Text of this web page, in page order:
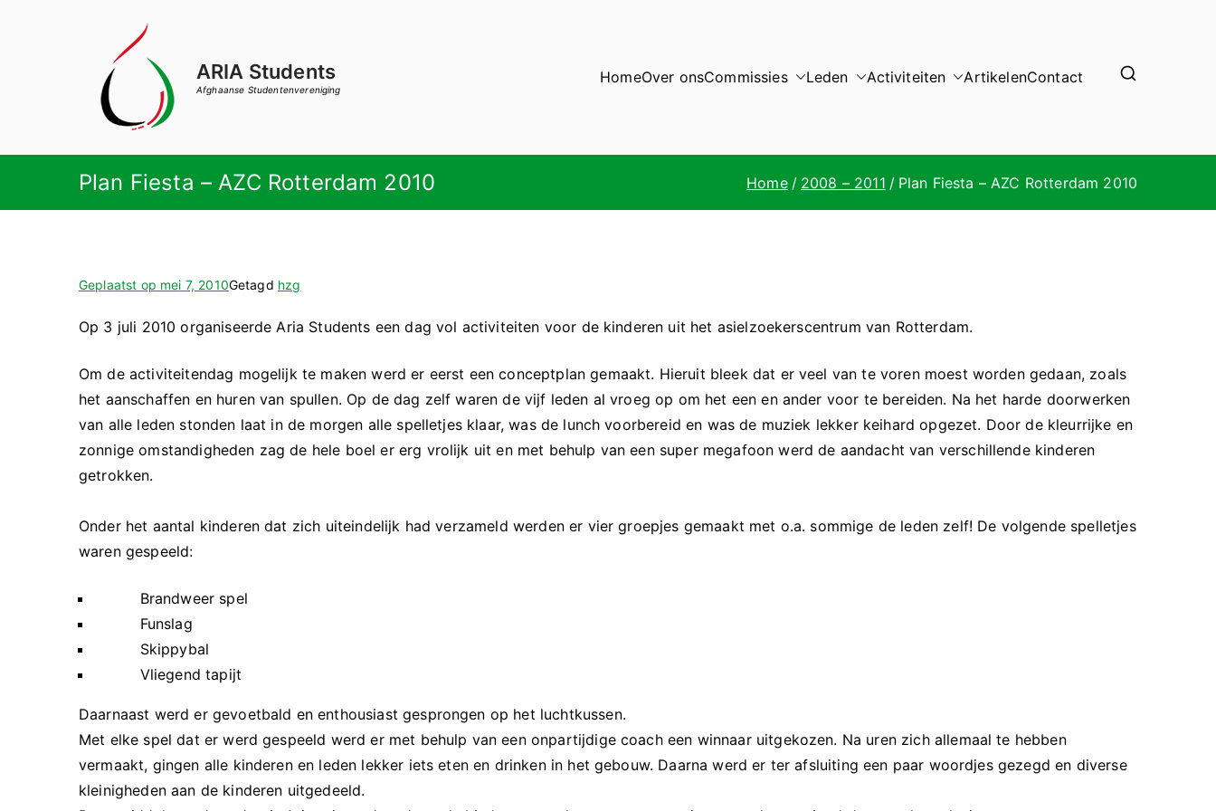
ARIA Students
Afghaanse Studentenvereniging
HomeOver onsCommissies Leden Activiteiten ArtikelenContact
Plan Fiesta – AZC Rotterdam 2010 Home 2008 – 2011 Plan Fiesta – AZC Rotterdam 2010
Geplaatst op mei 7, 2010Getagd hzg
Op 3 juli 2010 organiseerde Aria Students een dag vol activiteiten voor de kinderen uit het asielzoekerscentrum van Rotterdam.
Om de activiteitendag mogelijk te maken werd er eerst een conceptplan gemaakt. Hieruit bleek dat er veel van te voren moest worden gedaan, zoals
het aanschaffen en huren van spullen. Op de dag zelf waren de vijf leden al vroeg op om het een en ander voor te bereiden. Na het harde doorwerken
van alle leden stonden laat in de morgen alle spelletjes klaar, was de lunch voorbereid en was de muziek lekker keihard opgezet. Door de kleurrijke en
zonnige omstandigheden zag de hele boel er erg vrolijk uit en met behulp van een super megafoon werd de aandacht van verschillende kinderen
getrokken.
Onder het aantal kinderen dat zich uiteindelijk had verzameld werden er vier groepjes gemaakt met o.a. sommige de leden zelf! De volgende spelletjes
waren gespeeld:
Brandweer spel
Funslag
Skippybal
Vliegend tapijt
Daarnaast werd er gevoetbald en enthousiast gesprongen op het luchtkussen.
Met elke spel dat er werd gespeeld werd er met behulp van een onpartijdige coach een winnaar uitgekozen. Na uren zich allemaal te hebben
vermaakt, gingen alle kinderen en leden lekker iets eten en drinken in het gebouw. Daarna werd er ter afsluiting een paar woordjes gezegd en diverse
kleinigheden aan de kinderen uitgedeeld.